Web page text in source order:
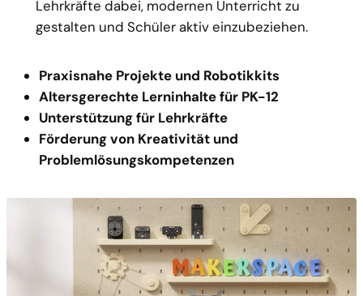
Lehrkräfte dabei, modernen Unterricht zu
gestalten und Schüler aktiv einzubeziehen.
Praxisnahe Projekte und Robotikkits
Altersgerechte Lerninhalte für PK-12
Unterstützung für Lehrkräfte
Förderung von Kreativität und
Problemlösungskompetenzen